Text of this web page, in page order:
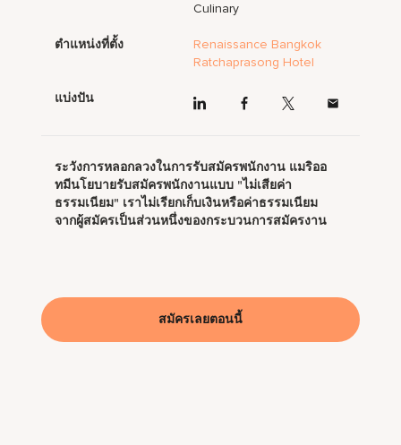
Culinary
ตำแหน่งที่ตั้ง
Renaissance Bangkok
Ratchaprasong Hotel
แบ่งปัน
ระวังการหลอกลวงในการรับสมัครพนักงาน แมริออ
ทมีนโยบายรับสมัครพนักงานแบบ "ไม่เสียค่า
ธรรมเนียม" เราไม่เรียกเก็บเงินหรือค่าธรรมเนียม
จากผู้สมัครเป็นส่วนหนึ่งของกระบวนการสมัครงาน
สมัครเลยตอนนี้